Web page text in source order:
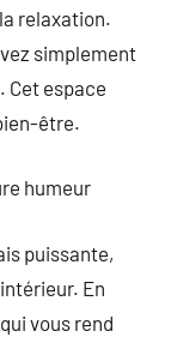
relaxation.
simplement
Cet espace
être.
humeur
puissante,
En
vous rend